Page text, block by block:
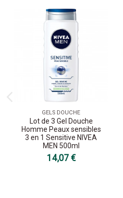
GELS DOUCHE
Lot de 3 Gel Douche
Homme Peaux sensibles
3 en 1 Sensitive NIVEA
MEN 500ml
14,07 €